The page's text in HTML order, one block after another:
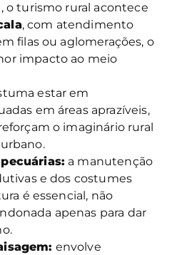
o turismo rural acontece
, com atendimento
filas ou aglomerações, o
impacto ao meio
estar em
em áreas aprazíveis,
o imaginário rural
a manutenção
e dos costumes
é essencial, não
apenas para dar
envolve